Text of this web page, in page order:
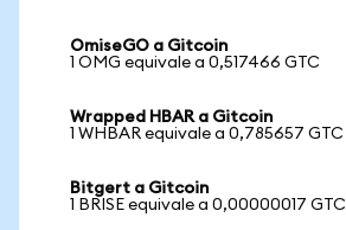
OmiseGO a Gitcoin
1 OMG equivale a 0,517466 GTC
Wrapped HBAR a Gitcoin
1 WHBAR equivale a 0,785657 GTC
Bitgert a Gitcoin
1 BRISE equivale a 0,00000017 GTC